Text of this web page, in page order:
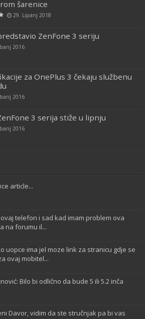
šarenice
29. Lipanj 2018
ZenFone 3 seriju
2016
za OnePlus 3 čekaju službenu
2016
3 serija stiže u lipnju
2016
article...
telefon i sad kad imam problem ova
na forumu il...
uopce ima jel moze link za stranicu gdje se
ovaj mobitel...
Bilo bi odlično da bude 5 ili 5.2 inča
Davor, vidim da ste stručnjak pa bi vas